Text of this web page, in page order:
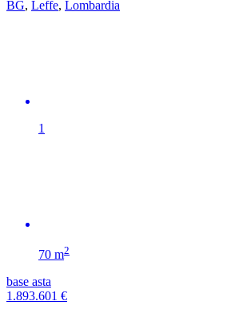
BG, Leffe, Lombardia
1
70 m2
base asta
1.893.601 €